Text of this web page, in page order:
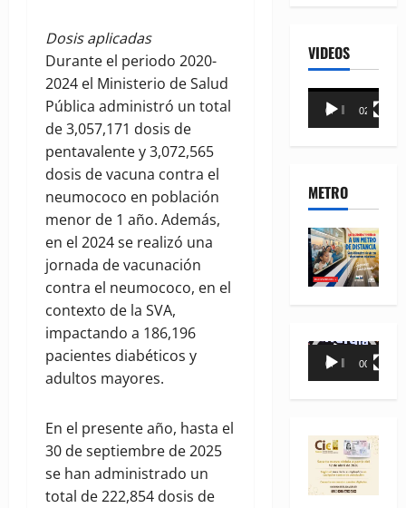
Dosis aplicadas
Durante el periodo 2020-
2024 el Ministerio de Salud
Pública administró un total
de 3,057,171 dosis de
pentavalente y 3,072,565
dosis de vacuna contra el
neumococo en población
menor de 1 año. Además,
en el 2024 se realizó una
jornada de vacunación
contra el neumococo, en el
contexto de la SVA,
impactando a 186,196
pacientes diabéticos y
adultos mayores.
En el presente año, hasta el
30 de septiembre de 2025
se han administrado un
total de 222,854 dosis de
VIDEOS
Reproductor
00:00 02:18
METRO
Reproductor
00:00 00:35